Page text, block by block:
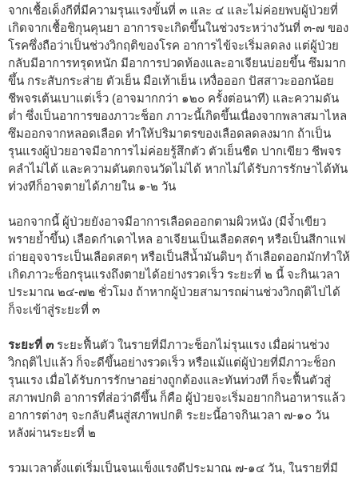
จากเชื้อเด็งกีที่มีความรุนแรงขั้นที่ ๓ และ ๔ และไม่ค่อยพบผู้ป่วยที่
เกิดจากเชื้อชิกุนคุนยา อาการจะเกิดขึ้นในช่วงระหว่างวันที่ ๓-๗ ของ
โรคซึ่งถือว่าเป็นช่วงวิกฤติของโรค อาการไข้จะเริ่มลดลง แต่ผู้ป่วย
กลับมีอาการทรุดหนัก มีอาการปวดท้องและอาเจียนบ่อยขึ้น ซึมมาก
ขึ้น กระสับกระส่าย ตัวเย็น มือเท้าเย็น เหงื่อออก ปัสสาวะออกน้อย
ชีพจรเต้นเบาแต่เร็ว (อาจมากกว่า ๑๒๐ ครั้งต่อนาที) และความดัน
ต่ำ ซึ่งเป็นอาการของภาวะช็อก ภาวะนี้เกิดขึ้นเนื่องจากพลาสมาไหล
ซึมออกจากหลอดเลือด ทำให้ปริมาตรของเลือดลดลงมาก ถ้าเป็น
รุนแรงผู้ป่วยอาจมีอาการไม่ค่อยรู้สึกตัว ตัวเย็นชืด ปากเขียว ชีพจร
คลำไม่ได้ และความดันตกจนวัดไม่ได้ หากไม่ได้รับการรักษาได้ทัน
ท่วงทีก็อาจตายได้ภายใน ๑-๒ วัน
นอกจากนี้ ผู้ป่วยยังอาจมีอาการเลือดออกตามผิวหนัง (มีจ้ำเขียว
พรายย้ำขึ้น) เลือดกำเดาไหล อาเจียนเป็นเลือดสดๆ หรือเป็นสีกาแฟ
ถ่ายอุจจาระเป็นเลือดสดๆ หรือเป็นสีน้ำมันดิบๆ ถ้าเลือดออกมักทำให้
เกิดภาวะช็อกรุนแรงถึงตายได้อย่างรวดเร็ว ระยะที่ ๒ นี้ จะกินเวลา
ประมาณ ๒๔-๗๒ ชั่วโมง ถ้าหากผู้ป่วยสามารถผ่านช่วงวิกฤติไปได้
ก็จะเข้าสู่ระยะที่ ๓
ระยะที่ ๓ ระยะฟื้นตัว ในรายที่มีภาวะช็อกไม่รุนแรง เมื่อผ่านช่วง
วิกฤติไปแล้ว ก็จะดีขึ้นอย่างรวดเร็ว หรือแม้แต่ผู้ป่วยที่มีภาวะช็อก
รุนแรง เมื่อได้รับการรักษาอย่างถูกต้องและทันท่วงที ก็จะฟื้นตัวสู่
สภาพปกติ อาการที่ส่อว่าดีขึ้น ก็คือ ผู้ป่วยจะเริ่มอยากกินอาหารแล้ว
อาการต่างๆ จะกลับคืนสู่สภาพปกติ ระยะนี้อาจกินเวลา ๗-๑๐ วัน
หลังผ่านระยะที่ ๒
รวมเวลาตั้งแต่เริ่มเป็นจนแข็งแรงดีประมาณ ๗-๑๔ วัน, ในรายที่มี